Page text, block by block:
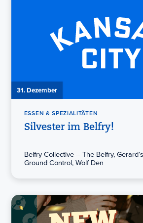
31. Dezember
ESSEN & SPEZIALITÄTEN
Silvester im Belfry!
Belfry Collective – The Belfry,
Ground Control, Wolf Den